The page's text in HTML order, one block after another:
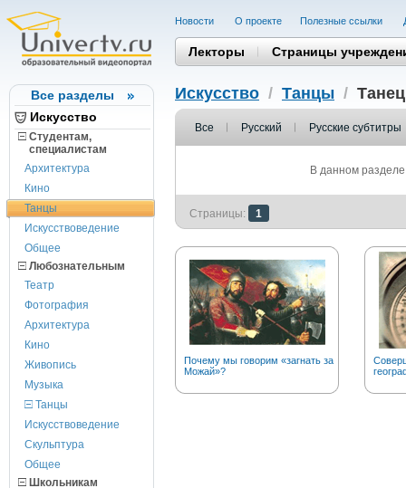
Все разделы
Искусство
Студентам,
cпециалистам
Архитектура
Кино
Танцы
Искусствоведение
Общее
Любознательным
Театр
Фотография
Архитектура
Кино
Живопись
Музыка
Танцы
Искусствоведение
Скульптура
Общее
Школьникам
Новости О проекте Полезные cсылки
Лекторы Страницы
Искусство / Танцы /
Все Русский Русские субтитры
В данном
Страницы: 1
Почему мы говорим «загнать за
Можай»?